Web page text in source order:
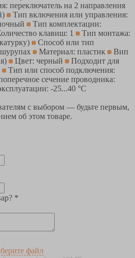
переключатель на 2 направления
Тип включения или управления:
Тип комплектации:
клавиш: 1
Тип монтажа:
Способ или тип
Материал: пластик
Вип
Цвет: черный
Подходит для
Тип или способ подключения:
сечение проводника:
-25...40 °C
с выбором — будьте первым,
об этом товаре.
*
файл